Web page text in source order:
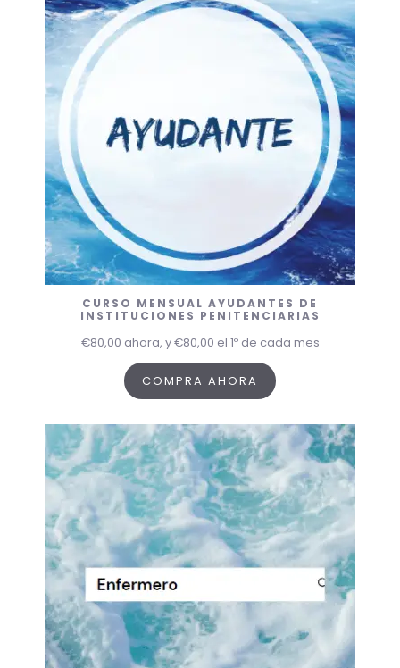
CURSO MENSUAL AYUDANTES DE
INSTITUCIONES PENITENCIARIAS
€80,00 ahora, y€80,00 el 1º de cada mes
COMPRA AHORA